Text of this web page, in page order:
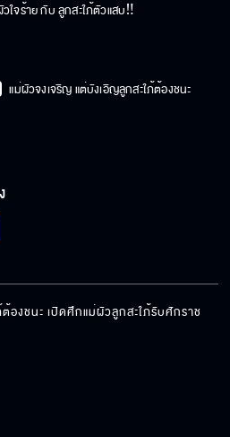
ใจร้าย กับ ลูกสะใภ้ตัวแสบ‼️
แม่ผัวจงเจริญ แต่บังเอิญลูกสะใภ้ต้องชนะ
องชนะ เปิดศึกแม่ผัวลูกสะใภ้รับศักราช